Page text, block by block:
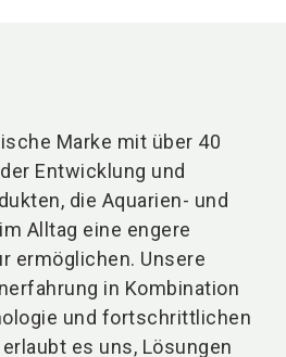
Marke mit über 40
Entwicklung und
die Aquarien- und
Alltag eine engere
ermöglichen. Unsere
in Kombination
und fortschrittlichen
es uns, Lösungen